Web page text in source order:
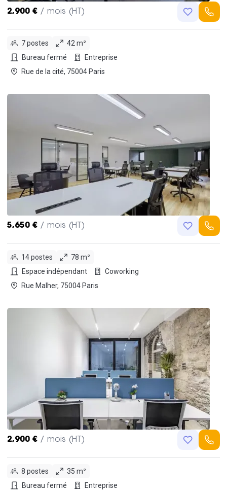
2,900 € / mois (HT)
7 postes
42 m²
Bureau fermé
Entreprise
Rue de la cité, 75004 Paris
5,650 € / mois (HT)
14 postes
78 m²
Espace indépendant
Coworking
Rue Malher, 75004 Paris
2,900 € / mois (HT)
8 postes
35 m²
Bureau fermé
Entreprise